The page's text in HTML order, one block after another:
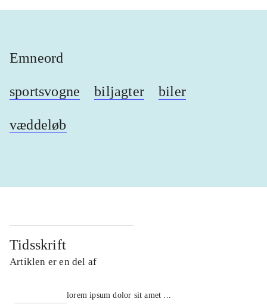
Emneord
sportsvogne biljagter biler
væddeløb
Tidsskrift
Artiklen er en del af
lorem ipsum dolor sit amet ...